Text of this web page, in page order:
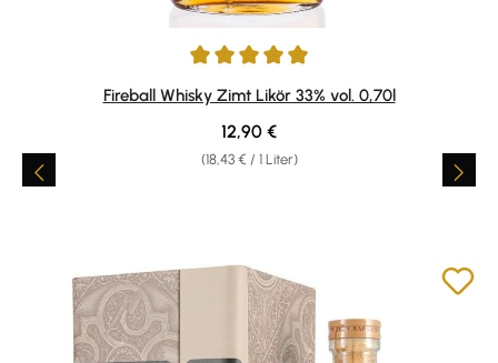
Durchschnittliche Bewertung von 4.9 von 5 Sternen
Fireball Whisky Zimt Likör 33% vol. 0,70l
(18,43 € / 1 Liter)
Regulärer Preis:
12,90 €